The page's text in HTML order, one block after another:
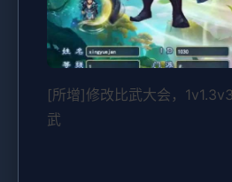
[所增]修改比武大会，
武